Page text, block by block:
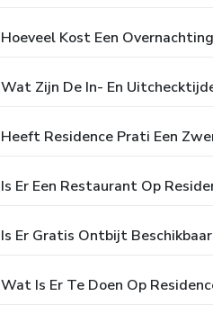
Hoeveel Kost Een
Wat Zijn De In- En
Heeft Residence Prati Een
Is Er Een Restaurant Op
Is Er Gratis Ontbijt
Wat Is Er Te Doen Op